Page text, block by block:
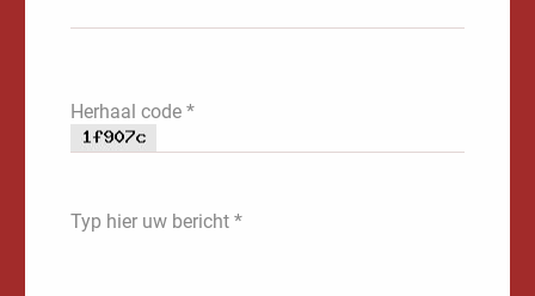
Herhaal code *
Typ hier uw bericht *